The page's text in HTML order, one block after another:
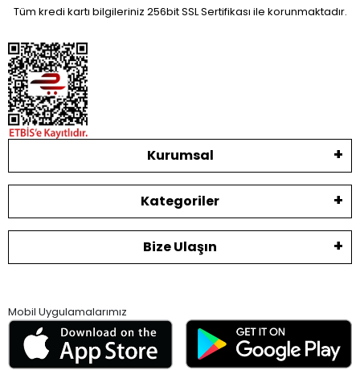
Tüm kredi kartı bilgileriniz 256bit SSL Sertifikası ile korunmaktadır.
Kurumsal
Kategoriler
Bize Ulaşın
Mobil Uygulamalarımız